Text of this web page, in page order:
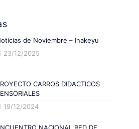
de Noviembre – Inakeyu
23/12/2025
CARROS DIDÁCTICOS
19/12/2024